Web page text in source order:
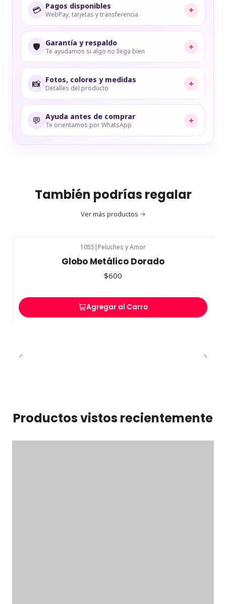
💳 Pagos disponibles
WebPay, tarjetas y transferencia +
🛡️ Garantía y respaldo
Te ayudamos si algo no llega bien +
📸 Fotos, colores y medidas
Detalles del producto +
💬 Ayuda antes de comprar
Te orientamos por WhatsApp +
También podrías regalar
Ver más productos
1055 | Peluches y Amor
Globo Metálico Dorado
$600
Agregar al Carro
Productos vistos recientemente